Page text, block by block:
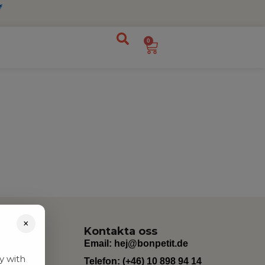
0
Kontakta oss
Email: hej@bonpetit.de
Telefon: (+46) 10 898 94 14
×
with